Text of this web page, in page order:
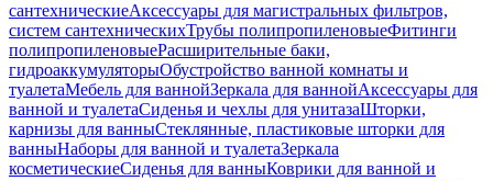
сантехническиеАксессуары для магистральных фильтров,
систем сантехническихТрубы полипропиленовыеФитинги
полипропиленовыеРасширительные баки,
гидроаккумуляторыОбустройство ванной комнаты и
туалетаМебель для ваннойЗеркала для ваннойАксессуары для
ванной и туалетаСиденья и чехлы для унитазаШторки,
карнизы для ванныСтеклянные, пластиковые шторки для
ванныНаборы для ванной и туалетаЗеркала
косметическиеСиденья для ванныКоврики для ванной и